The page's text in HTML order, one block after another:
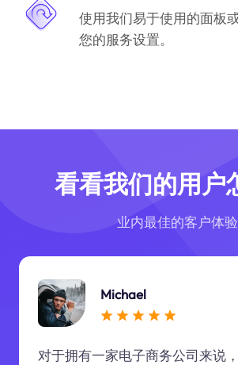
使用我们易于使用的面板
您的服务设置。
看看我们的用户
业内最佳的客户体验
Michael
对于拥有一家电子商务公司来说